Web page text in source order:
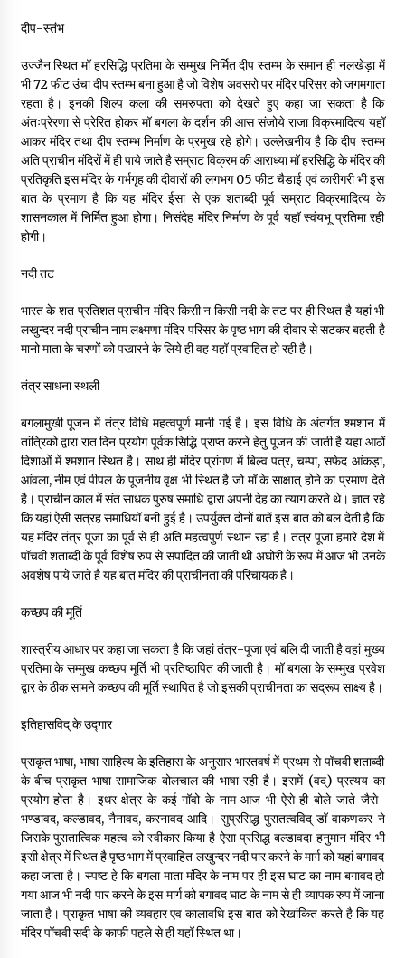
दीप-स्तंभ
उज्जैन स्थित मॉ हरसिद्धि प्रतिमा के सम्मुख निर्मित दीप स्तम्भ के समान ही नलखेड़ा में
भी 72 फीट उंचा दीप स्तम्भ बना हुआ है जो विशेष अवसरो पर मंदिर परिसर को जगमगाता
रहता है। इनकी शिल्प कला की समरुपता को देखते हुए कहा जा सकता है कि
अंतःप्रेरणा से प्रेरित होकर मॉ बगला के दर्शन की आस संजोये राजा विक्रमादित्य यहॉ
आकर मंदिर तथा दीप स्तम्भ निर्माण के प्रमुख रहे होगे। उल्लेखनीय है कि दीप स्तम्भ
अति प्राचीन मंदिरों में ही पाये जाते है सम्राट विक्रम की आराध्या मॉ हरसिद्धि के मंदिर की
प्रतिकृति इस मंदिर के गर्भगृह की दीवारों की लगभग 05 फीट चैडाई एवं कारीगरी भी इस
बात के प्रमाण है कि यह मंदिर ईसा से एक शताब्दी पूर्व सम्राट विक्रमादित्य के
शासनकाल में निर्मित हुआ होगा। निसंदेह मंदिर निर्माण के पूर्व यहॉ स्वंयभू प्रतिमा रही
होगी।
नदी तट
भारत के शत प्रतिशत प्राचीन मंदिर किसी न किसी नदी के तट पर ही स्थित है यहां भी
लखुन्दर नदी प्राचीन नाम लक्ष्मणा मंदिर परिसर के पृष्ठ भाग की दीवार से सटकर बहती है
मानो माता के चरणों को पखारने के लिये ही वह यहॉ प्रवाहित हो रही है।
तंत्र साधना स्थली
बगलामुखी पूजन में तंत्र विधि महत्वपूर्ण मानी गई है। इस विधि के अंतर्गत श्मशान में
तांत्रिको द्वारा रात दिन प्रयोग पूर्वक सिद्धि प्राप्त करने हेतु पूजन की जाती है यहा आठों
दिशाओं में श्मशान स्थित है। साथ ही मंदिर प्रांगण में बिल्व पत्र, चम्पा, सफेद आंकड़ा,
आंवला, नीम एवं पीपल के पूजनीय वृक्ष भी स्थित है जो मॉ के साक्षात् होने का प्रमाण देते
है। प्राचीन काल में संत साधक पुरुष समाधि द्वारा अपनी देह का त्याग करते थे। ज्ञात रहे
कि यहां ऐसी सत्रह समाधियॉ बनी हुई है। उपर्युक्त दोनों बातें इस बात को बल देती है कि
यह मंदिर तंत्र पूजा का पूर्व से ही अति महत्वपुर्ण स्थान रहा है। तंत्र पूजा हमारे देश में
पॉचवी शताब्दी के पूर्व विशेष रुप से संपादित की जाती थी अघोरी के रूप में आज भी उनके
अवशेष पाये जाते है यह बात मंदिर की प्राचीनता की परिचायक है।
कच्छप की मूर्ति
शास्त्रीय आधार पर कहा जा सकता है कि जहां तंत्र-पूजा एवं बलि दी जाती है वहां मुख्य
प्रतिमा के सम्मुख कच्छप मूर्ति भी प्रतिष्ठापित की जाती है। मॉ बगला के सम्मुख प्रवेश
द्वार के ठीक सामने कच्छप की मूर्ति स्थापित है जो इसकी प्राचीनता का सद्रूप साक्ष्य है।
इतिहासविद् के उद्गार
प्राकृत भाषा, भाषा साहित्य के इतिहास के अनुसार भारतवर्ष में प्रथम से पॉचवी शताब्दी
के बीच प्राकृत भाषा सामाजिक बोलचाल की भाषा रही है। इसमें (वद्) प्रत्यय का
प्रयोग होता है। इधर क्षेत्र के कई गॉवो के नाम आज भी ऐसे ही बोले जाते जैसे-
भण्डावद, कल्डावद, नैनावद, करनावद आदि। सुप्रसिद्ध पुरातत्वविद् डॉ वाकणकर ने
जिसके पुरातात्विक महत्व को स्वीकार किया है ऐसा प्रसिद्ध बल्डावदा हनुमान मंदिर भी
इसी क्षेत्र में स्थित है पृष्ठ भाग में प्रवाहित लखुन्दर नदी पार करने के मार्ग को यहां बगावद
कहा जाता है। स्पष्ट हे कि बगला माता मंदिर के नाम पर ही इस घाट का नाम बगावद हो
गया आज भी नदी पार करने के इस मार्ग को बगावद घाट के नाम से ही व्यापक रुप में जाना
जाता है। प्राकृत भाषा की व्यवहार एव कालावधि इस बात को रेखांकित करते है कि यह
मंदिर पॉचवी सदी के काफी पहले से ही यहॉ स्थित था।